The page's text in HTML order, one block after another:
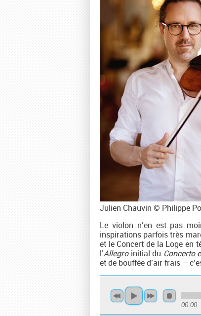
Julien Chauvin © Philippe
Le violon n’en est pas
inspirations parfois très
et le Concert de la Loge en
l’Allegroinitial du Concerto
et de bouffée d’air frais –
00:00